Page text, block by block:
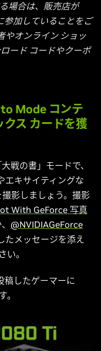
場合は、販売店が
参加していることをご
やオンライン ショッ
ード コードやクーポ
Mode コンテ
クス カードを獲
戦の書」モードで、
エキサイティングな
影しましょう。撮影
With GeForce 写真
@NVIDIAGeForce
たメッセージを添え
い。
稿したゲーマーに
。